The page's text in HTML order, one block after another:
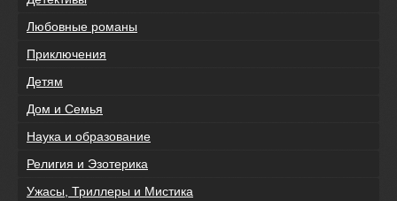
Любовные романы
Приключения
Детям
Дом и Семья
Наука и образование
Религия и Эзотерика
Ужасы, Триллеры и Мистика